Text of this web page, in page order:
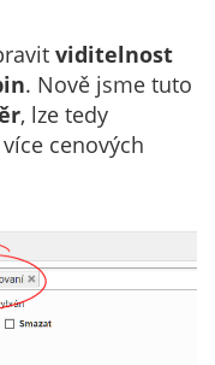
viditelnost
. Nově jsme tuto
, lze tedy
cenových